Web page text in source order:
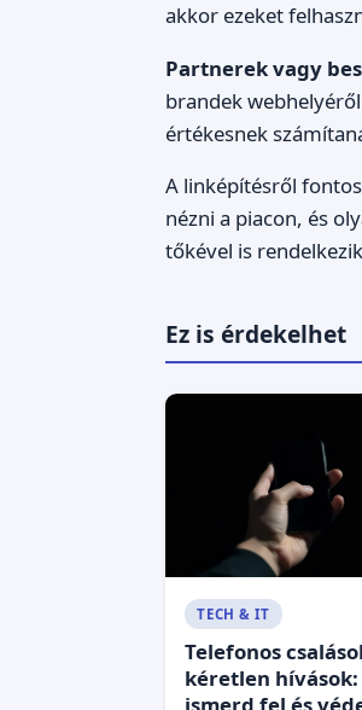
akkor ezeket
Partnerek vagy
brandek
értékesnek
A linképítésről
nézni a piacon, és
tőkével is
Ez is érdekelhet
TECH & IT
Telefonos
kéretlen
ismerd fel és